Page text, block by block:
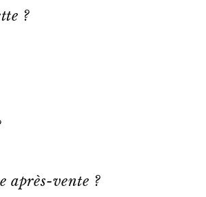
?
après-vente ?